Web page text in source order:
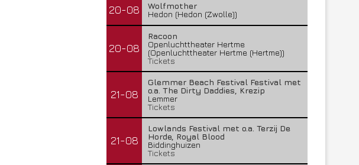
20-08
Wolfmother
Hedon (Hedon (Zwolle))
20-08
Racoon
Openluchttheater Hertme
(Openluchttheater Hertme (Hertme))
Tickets
21-08
Glemmer Beach Festival Festival met
o.a. The Dirty Daddies, Krezip
Lemmer
Tickets
21-08
Lowlands Festival met o.a. Terzij De
Horde, Royal Blood
Biddinghuizen
Tickets